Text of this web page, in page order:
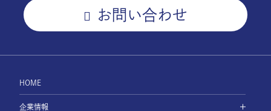
お問い合わせ
HOME
企業情報